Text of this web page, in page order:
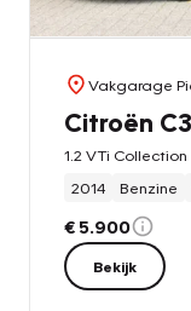
Vakgarage
Citroën C3
1.2 VTi Collection
2014
Benzine
€ 5.900
Bekijk